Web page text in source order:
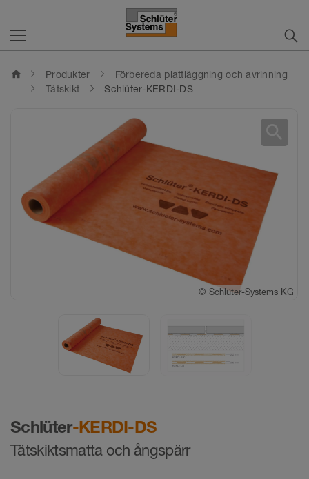
home Produkter
Förbereda plattläggning och avrinning
Tätskikt
Schlüter-KERDI-DS
Schlüter-KERDI-DS
Tätskiktsmatta och ångspärr
© Schlüter-Systems KG
© Schlüter-Systems KG